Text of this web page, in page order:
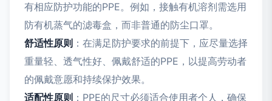
有相应防护功能的PPE。例如，接触有机溶剂需选用
防有机蒸气的滤毒盒，而非普通的防尘口罩。
舒适性原则 ：在满足防护要求的前提下，应尽量选择
重量轻、透气性好、佩戴舒适的PPE，以提高劳动者
的佩戴意愿和持续保护效果。
适配性原则 ：PPE的尺寸必须适合使用者个人，确保